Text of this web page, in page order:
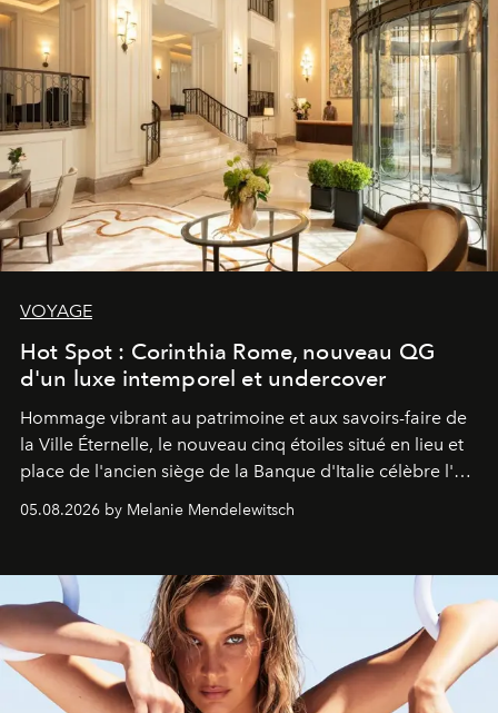
VOYAGE
Hot Spot : Corinthia Rome, nouveau QG
d'un luxe intemporel et undercover
Hommage vibrant au patrimoine et aux savoirs-faire de
la Ville Éternelle, le nouveau cinq étoiles situé en lieu et
place de l'ancien siège de la Banque d'Italie célèbre l'art
de vivre Romain dans toute son élégance intemporelle.
05.08.2026 by Melanie Mendelewitsch